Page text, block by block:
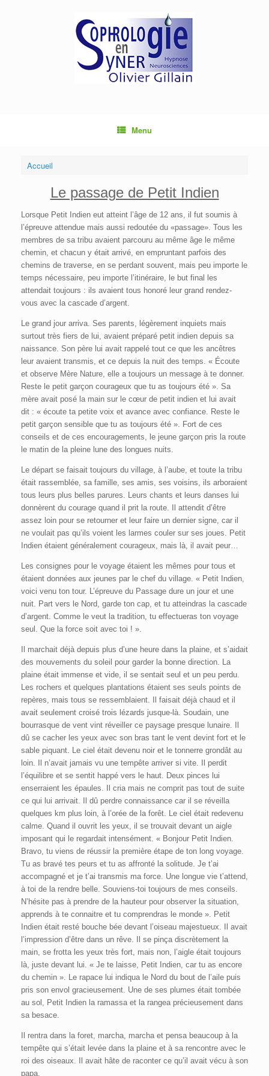
Menu
Accueil
Le passage de Petit Indien
Lorsque Petit Indien eut atteint l’âge de 12 ans, il fut soumis à
l’épreuve attendue mais aussi redoutée du «passage». Tous les
membres de sa tribu avaient parcouru au même âge le même
chemin, et chacun y était arrivé, en empruntant parfois des
chemins de traverse, en se perdant souvent, mais peu importe le
temps nécessaire, peu importe l’itinéraire, le but final les
attendait toujours : ils avaient tous honoré leur grand rendez-
vous avec la cascade d’argent.
Le grand jour arriva. Ses parents, légèrement inquiets mais
surtout très fiers de lui, avaient préparé petit indien depuis sa
naissance. Son père lui avait rappelé tout ce que les ancêtres
leur avaient transmis, et ce depuis la nuit des temps. « Écoute
et observe Mère Nature, elle a toujours un message à te donner.
Reste le petit garçon courageux que tu as toujours été ». Sa
mère avait posé la main sur le cœur de petit indien et lui avait
dit : « écoute ta petite voix et avance avec confiance. Reste le
petit garçon sensible que tu as toujours été ». Fort de ces
conseils et de ces encouragements, le jeune garçon pris la route
le matin de la pleine lune des longues nuits.
Le départ se faisait toujours du village, à l’aube, et toute la tribu
était rassemblée, sa famille, ses amis, ses voisins, ils arboraient
tous leurs plus belles parures. Leurs chants et leurs danses lui
donnèrent du courage quand il prit la route. Il attendit d’être
assez loin pour se retourner et leur faire un dernier signe, car il
ne voulait pas qu’ils voient les larmes couler sur ses joues. Petit
Indien étaient généralement courageux, mais là, il avait peur…
Les consignes pour le voyage étaient les mêmes pour tous et
étaient données aux jeunes par le chef du village. « Petit Indien,
voici venu ton tour. L’épreuve du Passage dure un jour et une
nuit. Part vers le Nord, garde ton cap, et tu atteindras la cascade
d’argent. Comme le veut la tradition, tu effectueras ton voyage
seul. Que la force soit avec toi ! ».
Il marchait déjà depuis plus d’une heure dans la plaine, et s’aidait
des mouvements du soleil pour garder la bonne direction. La
plaine était immense et vide, il se sentait seul et un peu perdu.
Les rochers et quelques plantations étaient ses seuls points de
repères, mais tous se ressemblaient. Il faisait déjà chaud et il
avait seulement croisé trois lézards jusque-là. Soudain, une
bourrasque de vent vint réveiller ce paysage presque lunaire. Il
dû se cacher les yeux avec son bras tant le vent devint fort et le
sable piquant. Le ciel était devenu noir et le tonnerre grondât au
loin. Il n’avait jamais vu une tempête arriver si vite. Il perdit
l’équilibre et se sentit happé vers le haut. Deux pinces lui
enserraient les épaules. Il cria mais ne comprit pas tout de suite
ce qui lui arrivait. Il dû perdre connaissance car il se réveilla
quelques km plus loin, à l’orée de la forêt. Le ciel était redevenu
calme. Quand il ouvrit les yeux, il se trouvait devant un aigle
imposant qui le regardait intensément. « Bonjour Petit Indien.
Bravo, tu viens de réussir la première étape de ton long voyage.
Tu as bravé tes peurs et tu as affronté la solitude. Je t’ai
accompagné et je t’ai transmis ma force. Une longue vie t’attend,
à toi de la rendre belle. Souviens-toi toujours de mes conseils.
N’hésite pas à prendre de la hauteur pour observer la situation,
apprends à te connaitre et tu comprendras le monde ». Petit
Indien était resté bouche bée devant l’oiseau majestueux. Il avait
l’impression d’être dans un rêve. Il se pinça discrètement la
main, se frotta les yeux très fort, mais non, l’aigle était toujours
là, juste devant lui. « Je te laisse, Petit Indien, car tu as encore
du chemin ». Le rapace lui indiqua le Nord du bout de l’aile puis
pris son envol gracieusement. Une de ses plumes était tombée
au sol, Petit Indien la ramassa et la rangea précieusement dans
sa besace.
Il rentra dans la foret, marcha, marcha et pensa beaucoup à la
tempête qui s’était levée dans la plaine et à sa rencontre avec le
roi des oiseaux. Il avait hâte de raconter ce qu’il avait vécu à son
papa.